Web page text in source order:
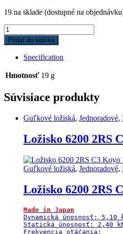
19 na sklade (dostupné na
Ložisko
6000
2RSR
ZVL
10x26x8
quantity
Pridať do košíka
Specification
Hmotnosť 19 g
Súvisiace produkty
Guľkové ložiská, Jednoradové,
Ložisko 6200 2RS
Guľkové ložiská, Jednoradové,
Ložisko 6200 2RS
Made in Japan
Dynamická únosnosť: 5,10
Statická únosnosť: 2,40
Frekvencia otáčania: